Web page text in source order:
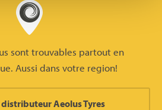
sont trouvables partout en
Aussi dans votre region!
Aeolus Tyres